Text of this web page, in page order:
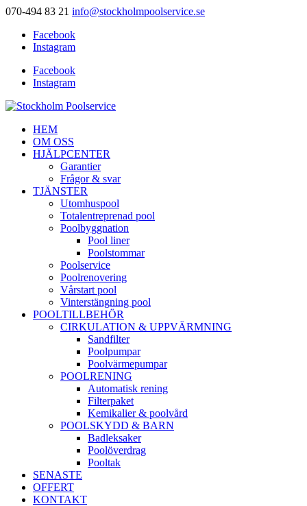
070-494 83 21 info@stockholmpoolservice.se
Facebook
Instagram
Facebook
Instagram
HEM
OM OSS
HJÄLPCENTER
Garantier
Frågor & svar
TJÄNSTER
Utomhuspool
Totalentreprenad pool
Poolbyggnation
Pool liner
Poolstommar
Poolservice
Poolrenovering
Vårstart pool
Vinterstängning pool
POOLTILLBEHÖR
CIRKULATION & UPPVÄRMNING
Sandfilter
Poolpumpar
Poolvärmepumpar
POOLRENING
Automatisk rening
Filterpaket
Kemikalier & poolvård
POOLSKYDD & BARN
Badleksaker
Poolöverdrag
Pooltak
SENASTE
OFFERT
KONTAKT